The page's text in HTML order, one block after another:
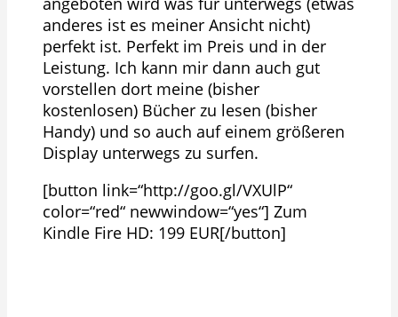
anderes ist es meiner Ansicht nicht)
perfekt ist. Perfekt im Preis und in der
Leistung. Ich kann mir dann auch gut
vorstellen dort meine (bisher
kostenlosen) Bücher zu lesen (bisher
Handy) und so auch auf einem größeren
Display unterwegs zu surfen.
[button link=“http://goo.gl/VXUlP“
color=“red“ newwindow=“yes“] Zum
Kindle Fire HD: 199 EUR[/button]